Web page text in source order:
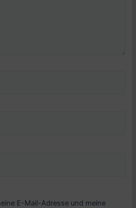
E-Mail-Adresse und meine